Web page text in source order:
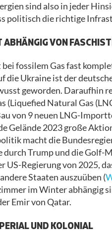
sind also in jeder
politisch die richtige
ABHÄNGIG VON
fossilem Gas fast
die Ukraine ist der
geworden. Daraufhin
(Liquefied Natural Gas
von 9 neuen LNG-
Gelände 2023 große
macht die
durch Trump und die Golf-
US-Regierung von 2025,
Staaten auszuüben (
im Winter abhängig
Emir von Qatar.
UND KOLONIAL